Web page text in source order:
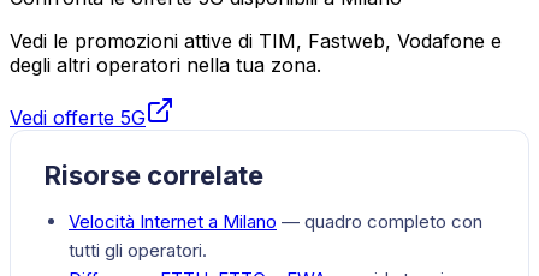
Vedi le promozioni attive di TIM, Fastweb, Vodafone e
degli altri operatori nella tua zona.
Vedi offerte 5G
Risorse correlate
Velocità Internet a Milano — quadro completo con
tutti gli operatori.